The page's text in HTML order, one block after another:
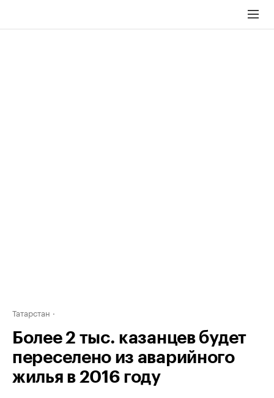
Татарстан
Более 2 тыс. казанцев будет
переселено из аварийного
жилья в 2016 году